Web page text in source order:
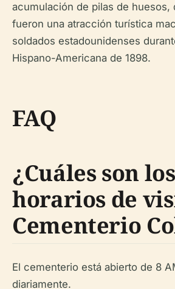
acumulación de pilas de huesos,
fueron una atracción turística
soldados estadounidenses
Hispano-Americana de 1898.
FAQ
¿Cuáles son los
horarios de
Cementerio
El cementerio está abierto de 8
diariamente.